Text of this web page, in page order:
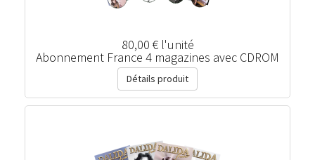
80,00 € l'unité
Abonnement France 4 magazines avec CDROM
Détails produit